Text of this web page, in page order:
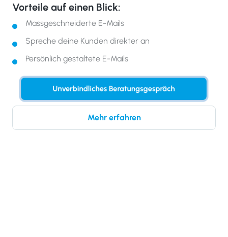
Vorteile auf einen Blick:
Massgeschneiderte E-Mails
Spreche deine Kunden direkter an
Persönlich gestaltete E-Mails
Unverbindliches Beratungsgespräch
Mehr erfahren